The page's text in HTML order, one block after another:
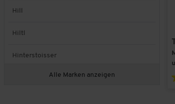
Hill
Hiltl
Hinterstoisser
Alle Marken anzeigen